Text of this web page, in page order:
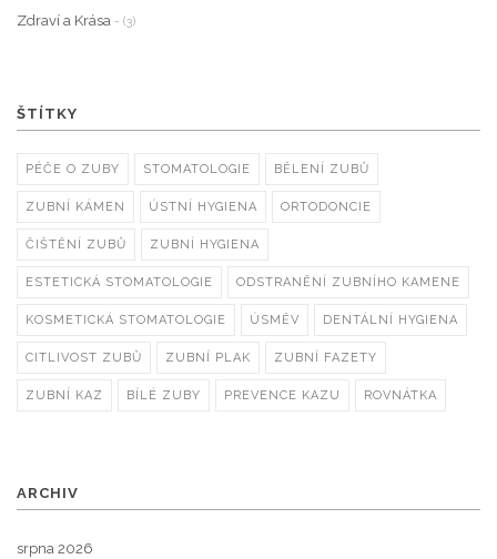
Zdraví a Krása - (3)
ŠTÍTKY
PÉČE O ZUBY STOMATOLOGIE BĚLENÍ ZUBŮ
ZUBNÍ KÁMEN ÚSTNÍ HYGIENA ORTODONCIE
ČIŠTĚNÍ ZUBŮ ZUBNÍ HYGIENA
ESTETICKÁ STOMATOLOGIE ODSTRANĚNÍ ZUBNÍHO KAMENE
KOSMETICKÁ STOMATOLOGIE ÚSMĚV DENTÁLNÍ HYGIENA
CITLIVOST ZUBŮ ZUBNÍ PLAK ZUBNÍ FAZETY
ZUBNÍ KAZ BÍLÉ ZUBY PREVENCE KAZU ROVNÁTKA
ARCHIV
srpna 2026